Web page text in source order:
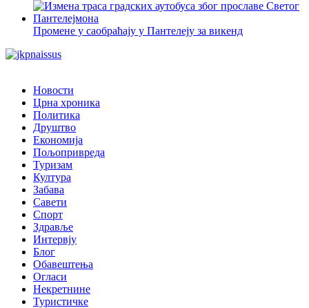
Промене у саобраћају у Пантелеју за викенд
Новости
Црна хроника
Политика
Друштво
Економија
Пољопривреда
Туризам
Култура
Забава
Савети
Спорт
Здравље
Интервју
Блог
Обавештења
Огласи
Некретнине
Туристичке